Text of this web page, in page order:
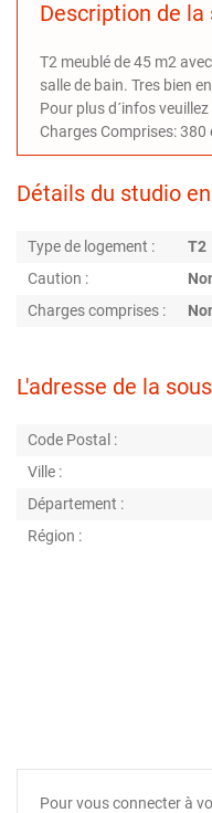
Description de
T2 meublé de 45 m2
salle de bain. Tres bien
Pour plus d´infos
Charges Comprises: 380
Détails du studio
Type de logement :
T2
Caution :
Charges comprises :
L'adresse de la
Code Postal :
Ville :
Département :
Région :
Pour vous connecter à